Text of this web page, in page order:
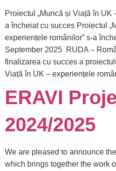
Proiectul „Muncă și Viață în
a încheiat cu succes Proiectul
experiențele românilor” s-a
September 2025 RUDA –
finalizarea cu succes a
Viață în UK – experiențele
ERAVI
2024/2025
We are pleased to announce
which brings together the work